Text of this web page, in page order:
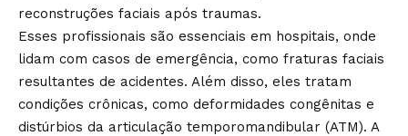
reconstruções faciais após traumas.
Esses profissionais são essenciais em hospitais, onde
lidam com casos de emergência, como fraturas faciais
resultantes de acidentes. Além disso, eles tratam
condições crônicas, como deformidades congênitas e
distúrbios da articulação temporomandibular (ATM). A